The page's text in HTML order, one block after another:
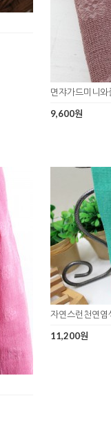
면쟈가드미니
9,600원
자연스런천연
11,200원